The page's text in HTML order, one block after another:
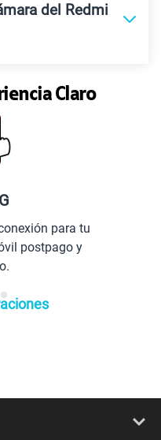
del Redmi
Claro
Comunícate con todo el
extranjero.